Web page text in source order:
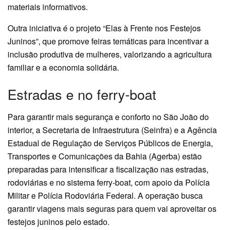
materiais informativos.
Outra iniciativa é o projeto “Elas à Frente nos Festejos
Juninos”, que promove feiras temáticas para incentivar a
inclusão produtiva de mulheres, valorizando a agricultura
familiar e a economia solidária.
Estradas e no ferry-boat
Para garantir mais segurança e conforto no São João do
interior, a Secretaria de Infraestrutura (Seinfra) e a Agência
Estadual de Regulação de Serviços Públicos de Energia,
Transportes e Comunicações da Bahia (Agerba) estão
preparadas para intensificar a fiscalização nas estradas,
rodoviárias e no sistema ferry-boat, com apoio da Polícia
Militar e Polícia Rodoviária Federal. A operação busca
garantir viagens mais seguras para quem vai aproveitar os
festejos juninos pelo estado.